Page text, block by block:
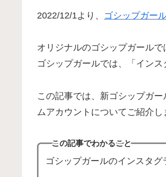
2022/12/1より、 ゴシップガー
オリジナルのゴシップガール
ゴシップガールでは、「イン
この記事では、新ゴシップガ
ムアカウントについてご紹介し
この記事でわかること
ゴシップガールのインスタグ